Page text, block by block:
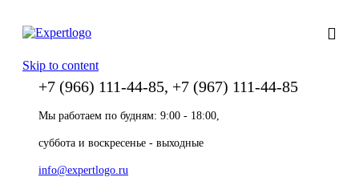
Skip to content
+7 (966) 111-44-85, +7 (967) 111-44-85
Мы работаем по будням: 9:00 - 18:00,
суббота и воскресенье - выходные
info@expertlogo.ru